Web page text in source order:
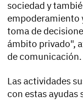
sociedad y
empoderamiento
toma de
ámbito privado",
de comunicación.
Las actividades
con estas ayudas